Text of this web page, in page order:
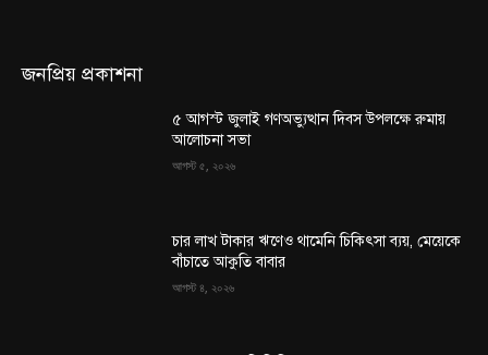
জনপ্রিয় প্রকাশনা
৫ আগস্ট জুলাই গণঅভ্যুত্থান দিবস উপলক্ষে রুমায়
আলোচনা সভা
আগস্ট ৫, ২০২৬
চার লাখ টাকার ঋণেও থামেনি চিকিৎসা ব্যয়, মেয়েকে
বাঁচাতে আকুতি বাবার
আগস্ট ৪, ২০২৬